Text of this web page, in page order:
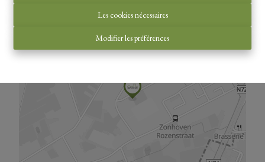
Les cookies nécessaires
Modifier les préférences